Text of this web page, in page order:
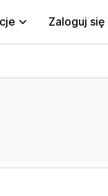
Zaloguj się